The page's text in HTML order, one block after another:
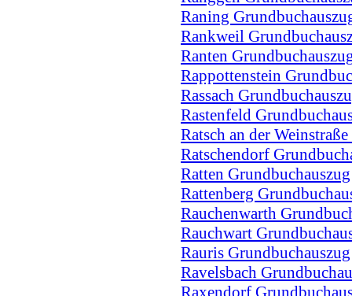
Raning
Rankweil
Ranten
Rappottenstein
Rassach
Rastenfeld
Ratsch an der
Ratschendorf
Ratten Grundbuchauszug
Rattenberg
Rauchenwarth
Rauchwart
Rauris Grundbuchauszug
Ravelsbach
Raxendorf